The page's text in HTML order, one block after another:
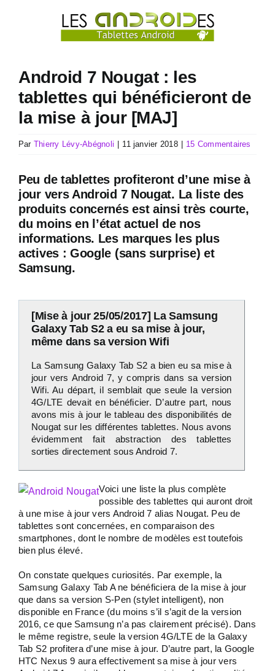
Android 7 Nougat : les
tablettes qui bénéficieront de
la mise à jour [MAJ]
Par Thierry Lévy-Abégnoli 11 janvier 2018 15 Commentaires
Peu de tablettes profiteront d’une mise à
jour vers Android 7 Nougat. La liste des
produits concernés est ainsi très courte,
du moins en l’état actuel de nos
informations. Les marques les plus
actives : Google (sans surprise) et
Samsung.
[Mise à jour 25/05/2017] La Samsung
Galaxy Tab S2 a eu sa mise à jour,
même dans sa version Wifi
La Samsung Galaxy Tab S2 a bien eu sa mise à
jour vers Android 7, y compris dans sa version
Wifi. Au départ, il semblait que seule la version
4G/LTE devait en bénéficier. D’autre part, nous
avons mis à jour le tableau des disponibilités de
Nougat sur les différentes tablettes. Nous avons
évidemment fait abstraction des tablettes
sorties directement sous Android 7.
Voici une liste la plus complète
possible des tablettes qui auront droit
à une mise à jour vers Android 7 alias Nougat. Peu de
tablettes sont concernées, en comparaison des
smartphones, dont le nombre de modèles est toutefois
bien plus élevé.
On constate quelques curiosités. Par exemple, la
Samsung Galaxy Tab A ne bénéficiera de la mise à jour
que dans sa version S-Pen (stylet intelligent), non
disponible en France (du moins s’il s’agit de la version
2016, ce que Samsung n’a pas clairement précisé). Dans
le même registre, seule la version 4G/LTE de la Galaxy
Tab S2 profitera d’une mise à jour. D’autre part, la Google
HTC Nexus 9 aura effectivement sa mise à jour vers